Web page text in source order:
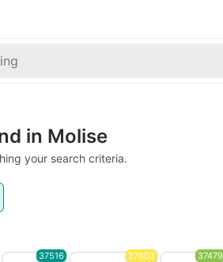
in Molise
your search criteria.
37516 37603 37479